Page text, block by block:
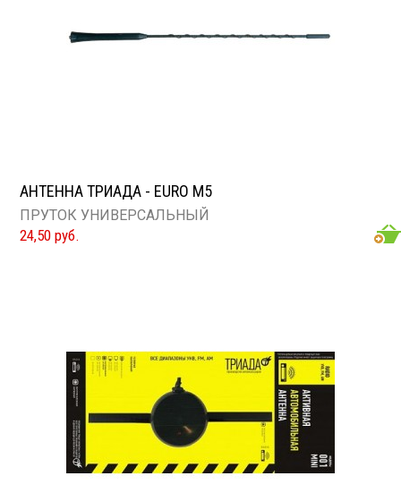
АНТЕННА ТРИАДА - EURO М5
ПРУТОК УНИВЕРСАЛЬНЫЙ
24,50 руб.